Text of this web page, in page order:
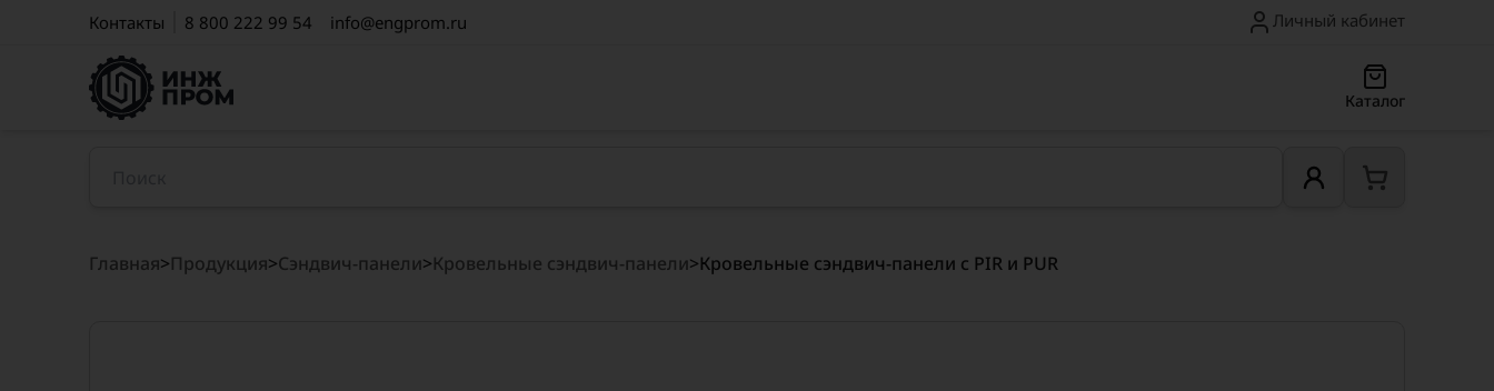
Контакты 8 800 222 99 54 info@engprom.ru Личный кабинет
Каталог
Главная>Продукция>Cэндвич-панели>Кровельные сэндвич-панели>Кровельные сэндвич-панели с PIR и PUR